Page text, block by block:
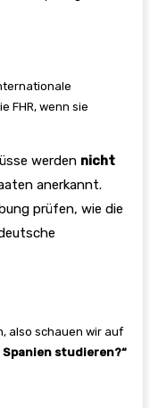
FHR, wenn sie
werden nicht
anerkannt.
prüfen, wie die
also schauen wir auf
studieren?“